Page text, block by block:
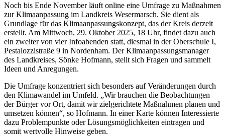
Noch bis Ende November läuft online eine Umfrage zu Maßnahmen
zur Klimaanpassung im Landkreis Wesermarsch. Sie dient als
Grundlage für das Klimaanpassungskonzept, das der Kreis derzeit
erstellt. Am Mittwoch, 29. Oktober 2025, 18 Uhr, findet dazu auch
ein zweiter von vier Infoabenden statt, diesmal in der Oberschule I,
Pestalozzistraße 9 in Nordenham. Der Klimaanpassungsmanager
des Landkreises, Sönke Hofmann, stellt sich Fragen und sammelt
Ideen und Anregungen.
Die Umfrage konzentriert sich besonders auf Veränderungen durch
den Klimawandel im Umfeld. „Wir brauchen die Beobachtungen
der Bürger vor Ort, damit wir zielgerichtete Maßnahmen planen und
umsetzen können“, so Hofmann. In einer Karte können Interessierte
dazu Problempunkte oder Lösungsmöglichkeiten eintragen und
somit wertvolle Hinweise geben.